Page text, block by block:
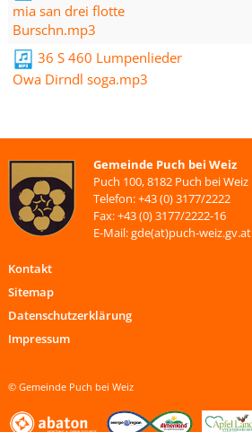
mia san drei flotte
Burschn.mp3
36 S 460 Lumpenlieder
Owa Dirndl soga.mp3
Gemeinde Puch bei Weiz
Puch 100, 8182 Puch bei Weiz
Telefon: +43 (0) 3177/2222
Fax: +43 (0) 3177/2222-16
E-Mail: gde(at)puch-weiz.gv.at
Kontakt
Sitemap
Datenschutzerklärung
Impressum
© Gemeinde Puch bei Weiz